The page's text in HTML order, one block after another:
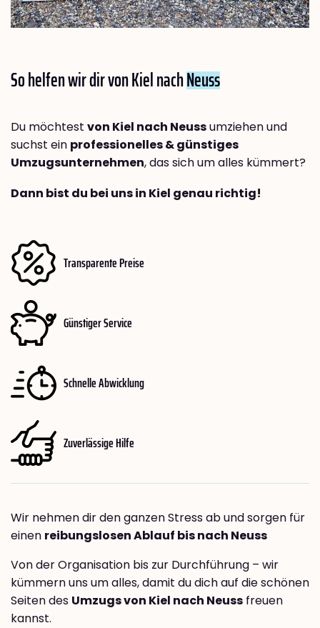
So helfen wir dir von Kiel nachNeuss
Du möchtest von Kiel nach Neussumziehen und
suchst ein professionelles & günstiges
Umzugsunternehmen, das sich um alles kümmert?
Dann bist du bei uns in Kiel genau richtig!
Transparente Preise
Günstiger Service
Schnelle Abwicklung
Zuverlässige Hilfe
Wir nehmen dir den ganzen Stress ab und sorgen für
einen reibungslosen Ablauf bis nach Neuss
Von der Organisation bis zur Durchführung – wir
kümmern uns um alles, damit du dich auf die schönen
Seiten des Umzugs von Kiel nach Neuss freuen
kannst.